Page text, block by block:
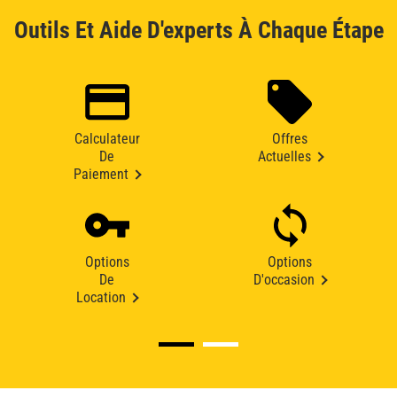
Outils Et Aide D'experts À Chaque Étape
Calculateur
De
Paiement
Offres
Actuelles
Options
De
Location
Options
D'occasion